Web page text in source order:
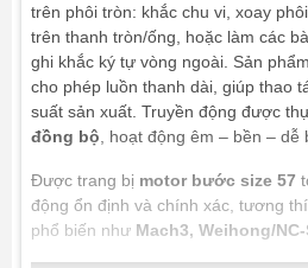
trên phôi tròn: khắc chu vi, xoay
trên thanh tròn/ống, hoặc làm các
ghi khắc ký tự vòng ngoài. Sản
cho phép luồn thanh dài, giúp thao
suất sản xuất. Truyền động được
đồng bộ , hoạt động êm – bền – dễ
Được trang bị motor bước size 57
động ổn định và chính xác, tương
phổ biến như Mach3, Weihong/